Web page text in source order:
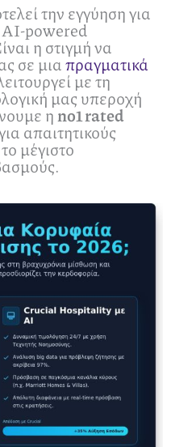
την εγγύηση για
AI-powered
η στιγμή να
σε μιαπραγματικά
με τη
μας υπεροχή
ηno1 rated
απαιτητικούς
μέγιστο